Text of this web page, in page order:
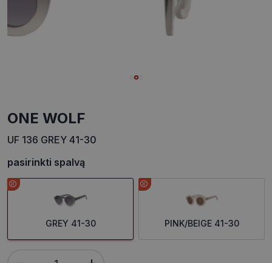
ONE WOLF
UF 136 GREY 41-30
pasirinkti spalvą
GREY 41-30 PINK/BEIGE 41-30